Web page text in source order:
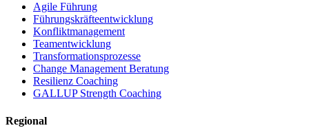
Agile Führung
Führungskräfteentwicklung
Konfliktmanagement
Teamentwicklung
Transformationsprozesse
Change Management Beratung
Resilienz Coaching
GALLUP Strength Coaching
Regional